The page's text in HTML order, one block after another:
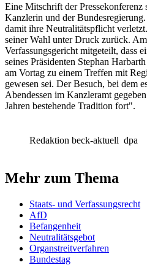
Eine Mitschrift der Pressekonferenz
Kanzlerin und der
damit ihre Neutralitätspflicht
seiner Wahl unter Druck zurück.
Verfassungsgericht mitgeteilt, dass
seines Präsidenten Stephan
am Vortag zu einem Treffen mit
gewesen sei. Der Besuch, bei dem
Abendessen im Kanzleramt
Jahren bestehende Tradition fort".
Redaktion beck-aktuell dpa
Mehr zum Thema
Staats- und Verfassungsrecht
AfD
Befangenheit
Neutralitätsgebot
Organstreitverfahren
Bundestag